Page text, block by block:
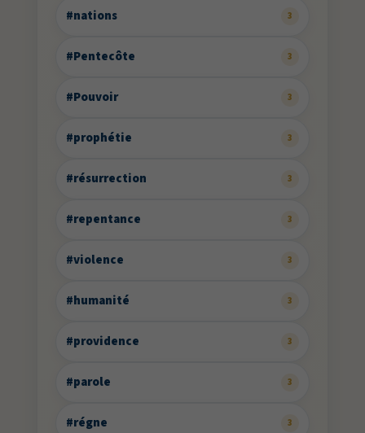
#nations 3
#Pentecôte 3
#Pouvoir 3
#prophétie 3
#résurrection 3
#repentance 3
#violence 3
#humanité 3
#providence 3
#parole 3
#régne 3